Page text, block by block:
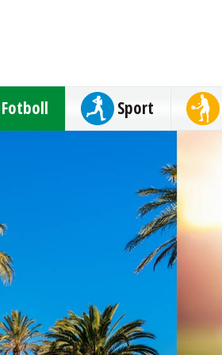
Fotboll Sport